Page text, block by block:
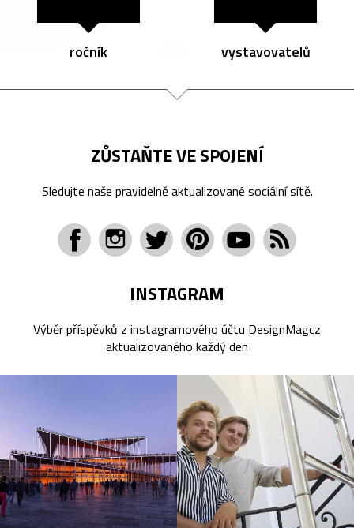
ročník vystavovatelů
ZŮSTAŇTE VE SPOJENÍ
Sledujte naše pravidelně aktualizované sociální sítě.
INSTAGRAM
Výběr příspěvků z instagramového účtu DesignMagcz
aktualizovaného každý den